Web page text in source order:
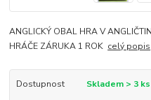
ANGLICKÝ OBAL HRA V
HRÁČE ZÁRUKA 1 ROK celý popis
Dostupnost Skladem > 3 ks